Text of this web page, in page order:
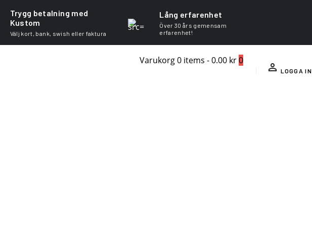
Trygg betalning med
Kustom
Välj kort, bank, swish eller faktura
Lång erfarenhet
Över 30 års gemensam
erfarenhet!
Varukorg0 items -0.00 kr0
LOGGA IN